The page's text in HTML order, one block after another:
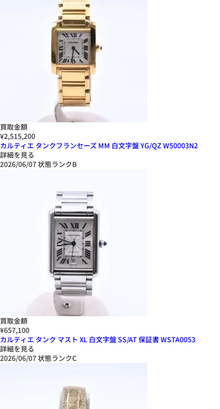
買取金額
¥2,515,200
カルティエ タンクフランセーズ MM 白文字盤 YG/QZ W50003N2
詳細を見る
2026/06/07状態ランクB
買取金額
¥657,100
カルティエ タンク マスト XL 白文字盤 SS/AT 保証書 WSTA0053
詳細を見る
2026/06/07状態ランクC